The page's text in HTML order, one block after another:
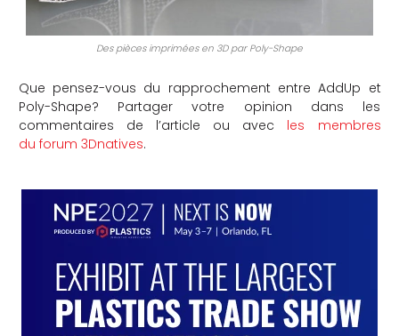
Des pièces imprimées en 3D par Poly-Shape
Que pensez-vous du rapprochement entre AddUp et
Poly-Shape? Partager votre opinion dans les
commentaires de l’article ou avec les membres
du forum 3Dnatives.